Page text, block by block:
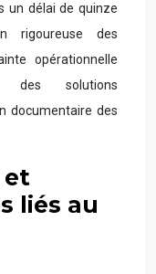
un délai de quinze
rigoureuse des
opérationnelle
des solutions
documentaire des
et
liés au